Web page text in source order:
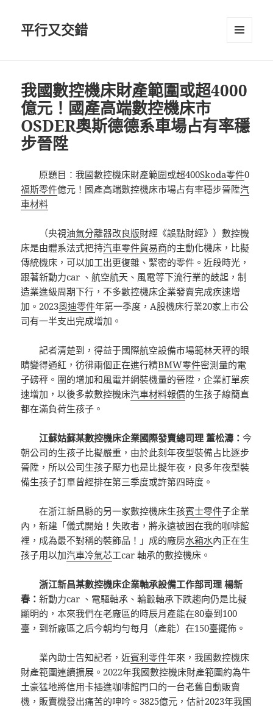
平行又交錯
我國數控機床財產範圍或超4000
億元！國產高端數控機床市
OSDER奧斯德德系車場占有率穩
步晉陞
原題目：我國數控機床財產範圍或超400Skoda零件0
福斯零件億元！國產高端數控機床市場占有率穩步晉陞汽
車材料
（央視油氣分離器改良版財經《誤點財經》）數控機
床是由體系法式把持汽車零件貿易商的主動化機床，比擬
傳統機床，可以加工出更復雜、緊密的零件。近段時光，
跟著新動力car 、航空航天、風電等下流行業的鼓起，制
造業進級周期下行，不多數控機床企業發賣完成疾速增
加。2023奧迪零件年第一季度，A股機床行業20家上市公
司有一半支出完成增加。
記者清楚到，得益于國際航空設備市場範林天秤的眼
睛變得通紅，彷彿兩個正在進行精BMW零件密測量的電
子磅秤。圍的增加和風電并網裝機量的晉陞，企業訂單疾
速增加，以後多款數控機床汽車材料報價的生孩子線簡直
都在滿負荷生孩子。
江蘇姑蘇某數控機床企業國際發賣總司理 董松濤：今
朝公司的生孩子比擬嚴重，由於此刻年夜型裝備占比逐步
晉陞，所以公司生孩子壓力也是比擬年夜，良多年夜型裝
備生孩子訂單曾經排在第三季度或許第四時度。
在浙江新昌縣的另一家數控機床生孩賓士零件子企業
內，新建「儀式開始！失敗者，將永遠被困在我的咖啡館
裡，成為最不對稱的裝飾品！」成的廠房水箱水內正在生
孩子用以加汽車冷氣芯工car 軸承的數控機床。
浙江新昌某數控機床企業軸承設備工作部司理 楊新
春：新動力car 、電驅軸承、輪轂軸承下跌趨向仍是比擬
顯明的，本來我們在老廠區的時辰月產能在80臺到100
臺，到新廠區之后今朝均勻每月（產能）在150臺擺佈。
業內助士告知記者，近賓利零件年來，我國數控機床
財產範圍連續擴展。2022年我國數控機床財產範圍約為牛
土豪猛地將信用卡插進咖啡館門口的一台老舊自動販賣
機，販賣機發出痛苦的呻吟。3825億元，估計2023年我國